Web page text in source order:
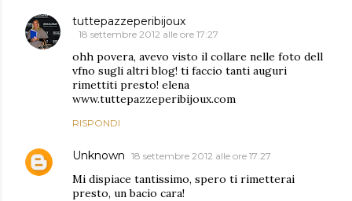
tuttepazzeperibijoux
18 settembre 2012 alle ore 17:27
ohh povera, avevo visto il collare nelle foto dell
vfno sugli altri blog! ti faccio tanti auguri
rimettiti presto! elena
www.tuttepazzeperibijoux.com
RISPONDI
Unknown 18 settembre 2012 alle ore 17:27
Mi dispiace tantissimo, spero ti rimetterai
presto, un bacio cara!